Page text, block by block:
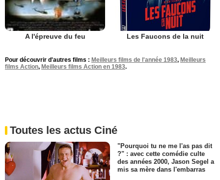
A l'épreuve du feu Les Faucons de la nuit
Pour découvrir d'autres films : Meilleurs films de l'année 1983, Meilleurs
films Action, Meilleurs films Action en 1983.
Toutes les actus Ciné
"Pourquoi tu ne me l'as pas dit
?" : avec cette comédie culte
des années 2000, Jason Segel a
mis sa mère dans l'embarras